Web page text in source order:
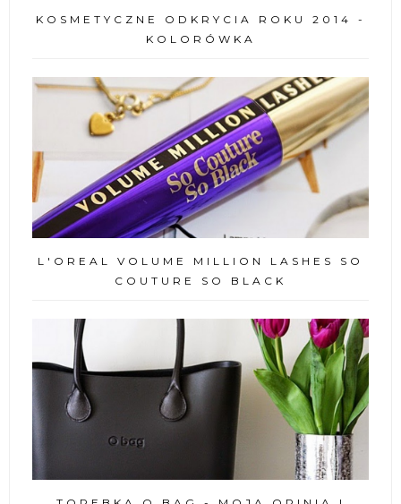
KOSMETYCZNE ODKRYCIA ROKU 2014 -
KOLORÓWKA
L'OREAL VOLUME MILLION LASHES SO
COUTURE SO BLACK